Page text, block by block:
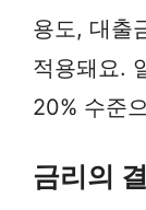
용도, 대출
적용돼요.
20% 수준
금리의